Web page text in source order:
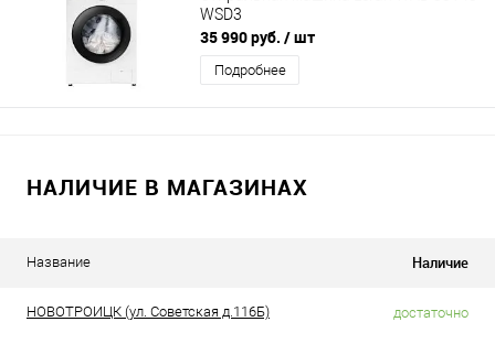
WSD3
35 990 руб. / шт
Подробнее
НАЛИЧИЕ В МАГАЗИНАХ
Название Наличие
НОВОТРОИЦК (ул. Советская д.116Б) достаточно